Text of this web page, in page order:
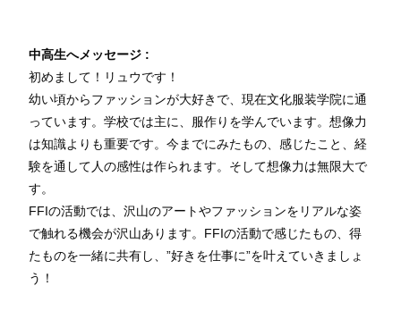
中高生へメッセージ :
初めまして！リュウです！
幼い頃からファッションが大好きで、現在文化服装学院に通
っています。学校では主に、服作りを学んでいます。想像力
は知識よりも重要です。今までにみたもの、感じたこと、経
験を通して人の感性は作られます。そして想像力は無限大で
す。
FFIの活動では、沢山のアートやファッションをリアルな姿
で触れる機会が沢山あります。FFIの活動で感じたもの、得
たものを一緒に共有し、”好きを仕事に”を叶えていきましょ
う！